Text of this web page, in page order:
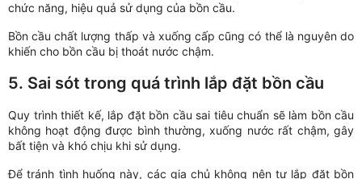
chức năng, hiệu quả sử dụng của bồn cầu.
Bồn cầu chất lượng thấp và xuống cấp cũng có thể là nguyên do
khiến cho bồn cầu bị thoát nước chậm.
5. Sai sót trong quá trình lắp đặt bồn cầu
Quy trình thiết kế, lắp đặt bồn cầu sai tiêu chuẩn sẽ làm bồn cầu
không hoạt động được bình thường, xuống nước rất chậm, gây
bất tiện và khó chịu khi sử dụng.
Để tránh tình huống này, các gia chủ không nên tự lắp đặt bồn